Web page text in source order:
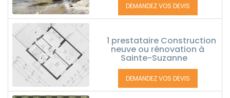
DEMANDEZ VOS DEVIS
1 prestataire Construction
neuve ou rénovation à
Sainte-Suzanne
DEMANDEZ VOS DEVIS